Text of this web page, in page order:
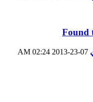
Found
02:24 AM